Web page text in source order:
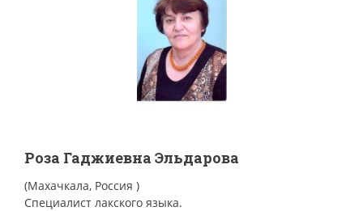
Роза Гаджиевна Эльдарова
(Махачкала, Россия )
Специалист лакского языка.